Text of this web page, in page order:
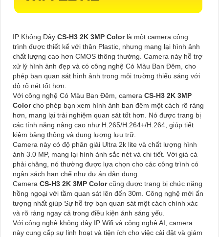
IP Không Dây CS-H3 2K 3MP Color là một camera công
trình được thiết kế với thân Plastic, nhưng mang lại hình ảnh
chất lượng cao hơn CMOS thông thường. Camera này hỗ trợ
xử lý hình ảnh đẹp và có công nghệ Có Màu Ban Ðêm, cho
phép bạn quan sát hình ảnh trong môi trường thiếu sáng với
độ rõ nét tốt hơn.
Với công nghệ Có Màu Ban Ðêm, camera CS-H3 2K 3MP
Colorcho phép bạn xem hình ảnh ban đêm một cách rõ ràng
hơn, mang lại trải nghiệm quan sát tốt hơn. Nó được trang bị
các tính năng nâng cao như H.265/H.264+/H.264, giúp tiết
kiệm băng thông và dung lượng lưu trữ.
Camera này có độ phân giải Ultra 2k lite và chất lượng hình
ảnh 3.0 MP, mang lại hình ảnh sắc nét và chi tiết. Với giá cả
phải chăng, nó thường được lựa chọn cho các công trình có
ngân sách hạn chế như dự án dân dụng.
Camera CS-H3 2K 3MP Colorcũng được trang bị chức năng
hồng ngoại với tầm quan sát lên đến 30m. Công nghệ mới ấn
tượng nhất giúp Sự hỗ trợ bạn quan sát một cách chính xác
và rõ ràng ngay cả trong điều kiện ánh sáng yếu.
Với công nghệ không dây IP Wifi và công nghệ AI, camera
này cung cấp sự linh hoạt và tiện ích cho việc cài đặt và giám